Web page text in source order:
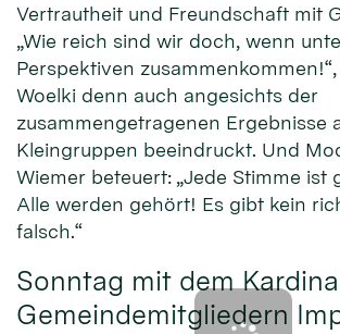
Vertrautheit und Freundschaft mit
„Wie reich sind wir doch, wenn
Perspektiven
Woelki denn auch angesichts der
zusammengetragenen Ergebnisse
Kleingruppen beeindruckt. Und
Wiemer beteuert: „Jede Stimme ist
Alle werden gehört! Es gibt kein
falsch.“
Sonntag mit dem
Gemeindemitgliedern